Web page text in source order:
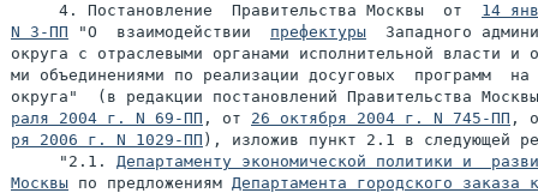
     4. Постановление  Правительства Москвы  от
14
N 3-ПП "О  взаимодействии префектуры
Западного
округа с отраслевыми органами исполнительной власти и
ми объединениями по реализации досуговых  программ  на
округа"  (в редакции постановлений Правительства
раля 2004 г. N 69-ПП , от 26 октября 2004 г. N 745-ПП ,
ря 2006 г. N 1029-ПП ), изложив пункт 2.1 в следующей
     "2.1.
Департаменту экономической политики и
Москвы по предложениям Департамента городского заказа